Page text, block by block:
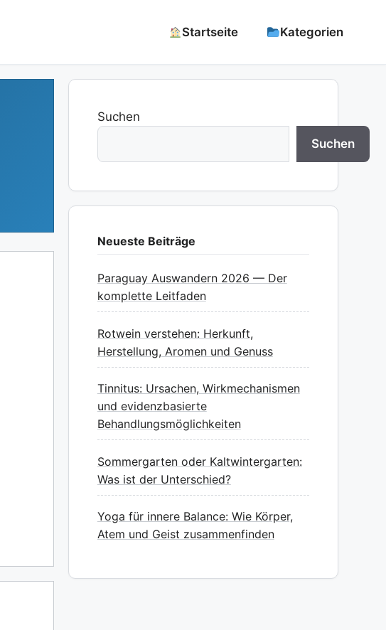
Startseite Kategorien
Suchen
Suchen
Neueste Beiträge
Paraguay Auswandern 2026 — Der
komplette Leitfaden
Rotwein verstehen: Herkunft,
Herstellung, Aromen und Genuss
Tinnitus: Ursachen, Wirkmechanismen
und evidenzbasierte
Behandlungsmöglichkeiten
Sommergarten oder Kaltwintergarten:
Was ist der Unterschied?
Yoga für innere Balance: Wie Körper,
Atem und Geist zusammenfinden